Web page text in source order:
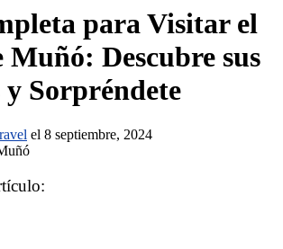
para Visitar el
Descubre sus
Sorpréndete
el 8 septiembre, 2024